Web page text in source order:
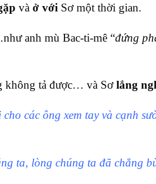
và ở với Sơ một thời gian.
anh mù Bac-ti-mê “đứng
không tả được… và Sơlắng
các ông xem tay và cạnh
ta, lòng chúng ta đã chẳng